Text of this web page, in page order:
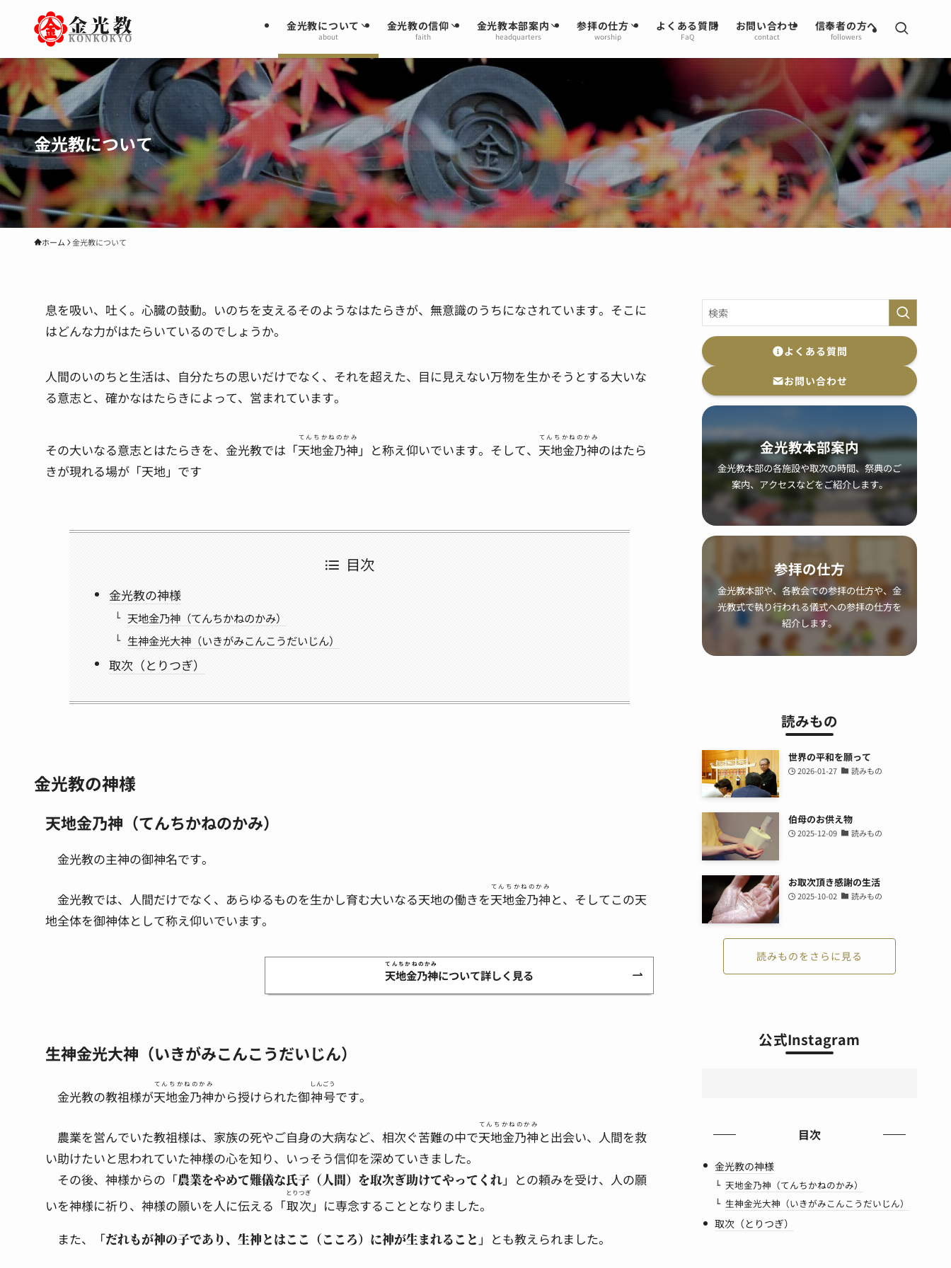
コ
ン
テ
ン
ツ
に
ス
キ
ッ
プ
金光教について
about
金光教の信仰
faith
金光教本部案内
headquarters
参拝の仕方
worship
よくある質問
FaQ
お問い合わせ
contact
信奉者の方へ
followers
金光教について
ホーム 金光教について
息を吸い、吐く。心臓の鼓動。いのちを支えるそのようなはたらきが、無意識のうちになされています。そこに
はどんな力がはたらいているのでしょうか。
人間のいのちと生活は、自分たちの思いだけでなく、それを超えた、目に見えない万物を生かそうとする大いな
る意志と、確かなはたらきによって、営まれています。
その大いなる意志とはたらきを、金光教では「天地金乃神
てんちかねのかみ
」と称え仰いでいます。そして、 天地金乃神
てんちかねのかみ
のはたら
きが現れる場が「天地」です
目次
金光教の神様
天地金乃神（てんちかねのかみ）
生神金光大神（いきがみこんこうだいじん）
取次（とりつぎ）
金光教の神様
天地金乃神（てんちかねのかみ）
金光教の主神の御神名です。
金光教では、人間だけでなく、あらゆるものを生かし育む大いなる天地の働きを天地金乃神
てんちかねのかみ
と、そしてこの天
地全体を御神体として称え仰いでいます。
天地金乃神
てんちかねのかみ
について詳しく見る
生神金光大神（いきがみこんこうだいじん）
金光教の教祖様が天地金乃神
てんちかねのかみ
から授けられた御神号
しんごう
です。
農業を営んでいた教祖様は、家族の死やご自身の大病など、相次ぐ苦難の中で天地金乃神
てんちかねのかみ
と出会い、人間を救
い助けたいと思われていた神様の心を知り、いっそう信仰を深めていきました。
その後、神様からの「農業をやめて難儀な氏子（人間）を取次ぎ助けてやってくれ」との頼みを受け、人の願
いを神様に祈り、神様の願いを人に伝える「取次
とりつぎ
」に専念することとなりました。
また、「だれもが神の子であり、生神とはここ（こころ）に神が生まれること 」とも教えられました。
よくある質問
お問い合わせ
金光教本部案内
金光教本部の各施設や取次の時間、祭典のご
案内、アクセスなどをご紹介します。
参拝の仕方
金光教本部や、各教会での参拝の仕方や、金
光教式で執り行われる儀式への参拝の仕方を
紹介します。
読みもの
世界の平和を願って
2026-01-27 読みもの
伯母のお供え物
2025-12-09 読みもの
お取次頂き感謝の生活
2025-10-02 読みもの
読みものをさらに見る
公式Instagram
目次
金光教の神様
天地金乃神（てんちかねのかみ）
生神金光大神（いきがみこんこうだいじん）
取次（とりつぎ）